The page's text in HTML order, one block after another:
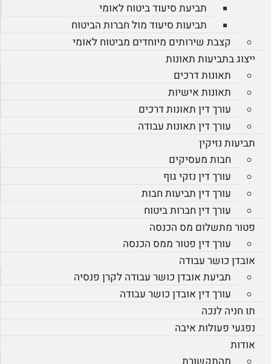
תביעת סיעוד ביטוח לאומי
תביעות סיעוד מול חברות הביטוח
קצבת שירותים מיוחדים מביטוח לאומי
ייצוג בתביעות תאונות
תאונות דרכים
תאונות אישיות
עורך דין תאונות דרכים
עורך דין תאונות עבודה
תביעות נזיקין
חבות מעסיקים
עורך דין נזקי גוף
עורך דין תביעות חבות
עורך דין חברות ביטוח
פטור מתשלום מס הכנסה
עורך דין פטור ממס הכנסה
אובדן כושר עבודה
תביעת אובדן כושר עבודה לקרן פנסיה
עורך דין אובדן כושר עבודה
תו חניה לנכה
נפגעי פעולות איבה
אודות